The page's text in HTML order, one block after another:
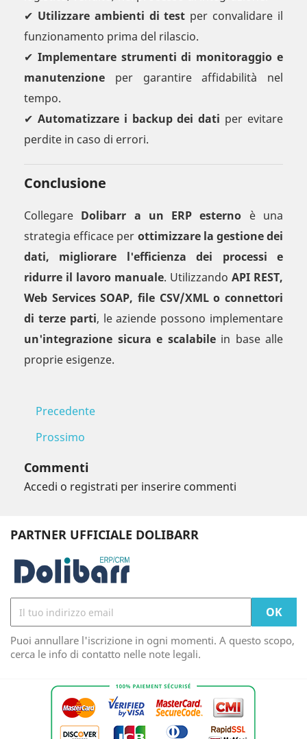
✔ Utilizzare ambienti di test per convalidare il
funzionamento prima del rilascio.
✔ Implementare strumenti di monitoraggio e
manutenzione per garantire affidabilità nel
tempo.
✔ Automatizzare i backup dei dati per evitare
perdite in caso di errori.
Conclusione
Collegare Dolibarr a un ERP esterno è una
strategia efficace per ottimizzare la gestione dei
dati, migliorare l'efficienza dei processi e
ridurre il lavoro manuale. Utilizzando API REST,
Web Services SOAP, file CSV/XML o connettori
di terze parti, le aziende possono implementare
un'integrazione sicura e scalabilein base alle
proprie esigenze.
Precedente
Prossimo
Commenti
Accedi o registrati per inserire commenti
PARTNER UFFICIALE DOLIBARR
Puoi annullare l'iscrizione in ogni momenti. A questo scopo,
cerca le info di contatto nelle note legali.